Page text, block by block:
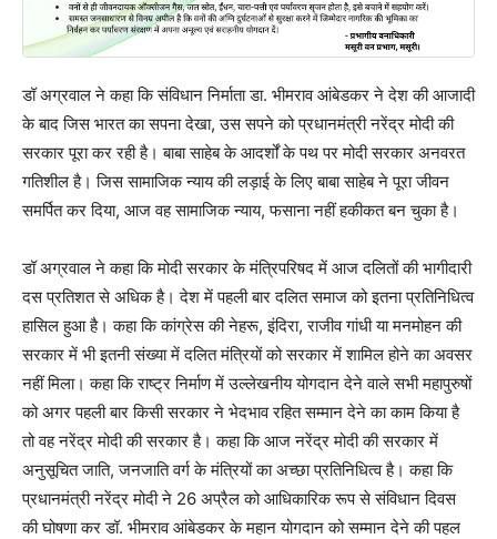
डॉ अग्रवाल ने कहा कि संविधान निर्माता डा. भीमराव आंबेडकर ने देश की आजादी
के बाद जिस भारत का सपना देखा, उस सपने को प्रधानमंत्री नरेंद्र मोदी की
सरकार पूरा कर रही है। बाबा साहेब के आदर्शों के पथ पर मोदी सरकार अनवरत
गतिशील है। जिस सामाजिक न्याय की लड़ाई के लिए बाबा साहेब ने पूरा जीवन
समर्पित कर दिया, आज वह सामाजिक न्याय, फसाना नहीं हकीकत बन चुका है।
डॉ अग्रवाल ने कहा कि मोदी सरकार के मंत्रिपरिषद में आज दलितों की भागीदारी
दस प्रतिशत से अधिक है। देश में पहली बार दलित समाज को इतना प्रतिनिधित्व
हासिल हुआ है। कहा कि कांग्रेस की नेहरू, इंदिरा, राजीव गांधी या मनमोहन की
सरकार में भी इतनी संख्या में दलित मंत्रियों को सरकार में शामिल होने का अवसर
नहीं मिला। कहा कि राष्ट्र निर्माण में उल्लेखनीय योगदान देने वाले सभी महापुरुषों
को अगर पहली बार किसी सरकार ने भेदभाव रहित सम्मान देने का काम किया है
तो वह नरेंद्र मोदी की सरकार है। कहा कि आज नरेंद्र मोदी की सरकार में
अनुसूचित जाति, जनजाति वर्ग के मंत्रियों का अच्छा प्रतिनिधित्व है। कहा कि
प्रधानमंत्री नरेंद्र मोदी ने 26 अप्रैल को आधिकारिक रूप से संविधान दिवस
की घोषणा कर डॉ. भीमराव आंबेडकर के महान योगदान को सम्मान देने की पहल